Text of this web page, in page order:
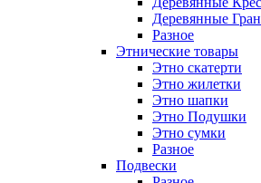
Деревянные
Разное
Этнические товары
Этно скатерти
Этно жилетки
Этно шапки
Этно Подушки
Этно сумки
Разное
Подвески